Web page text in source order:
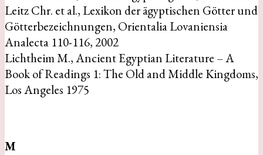
Leitz Chr. et al., Lexikon der ägyptischen Götter und
Götterbezeichnungen, Orientalia Lovaniensia
Analecta 110-116, 2002
Lichtheim M., Ancient Egyptian Literature – A
Book of Readings 1: The Old and Middle Kingdoms,
Los Angeles 1975
M